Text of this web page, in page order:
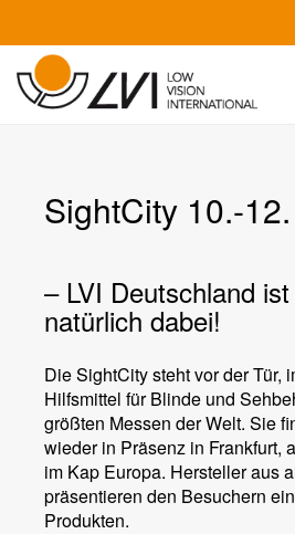
SightCity 10.-
– LVI Deutschland ist
natürlich dabei!
Die SightCity steht vor der Tür,
Hilfsmittel für Blinde und
größten Messen der Welt. Sie
wieder in Präsenz in Frankfurt,
im Kap Europa. Hersteller aus
präsentieren den Besuchern
Produkten.